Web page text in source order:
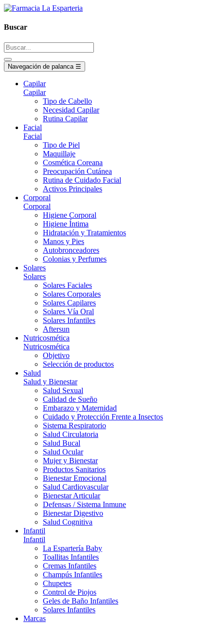
Buscar
Navegación de palanca ☰
Capilar
Capilar
Tipo de Cabello
Necesidad Capilar
Rutina Capilar
Facial
Facial
Tipo de Piel
Maquillaje
Cosmética Coreana
Preocupación Cutánea
Rutina de Cuidado Facial
Activos Principales
Corporal
Corporal
Higiene Corporal
Higiene Íntima
Hidratación y Tratamientos
Manos y Pies
Autobronceadores
Colonias y Perfumes
Solares
Solares
Solares Faciales
Solares Corporales
Solares Capilares
Solares Vía Oral
Solares Infantiles
Aftersun
Nutricosmética
Nutricosmética
Objetivo
Selección de productos
Salud
Salud y Bienestar
Salud Sexual
Calidad de Sueño
Embarazo y Maternidad
Cuidado y Protección Frente a Insectos
Sistema Respiratorio
Salud Circulatoria
Salud Bucal
Salud Ocular
Mujer y Bienestar
Productos Sanitarios
Bienestar Emocional
Salud Cardiovascular
Bienestar Articular
Defensas / Sistema Inmune
Bienestar Digestivo
Salud Cognitiva
Infantil
Infantil
La Espartería Baby
Toallitas Infantiles
Cremas Infantiles
Champús Infantiles
Chupetes
Control de Piojos
Geles de Baño Infantiles
Solares Infantiles
Marcas